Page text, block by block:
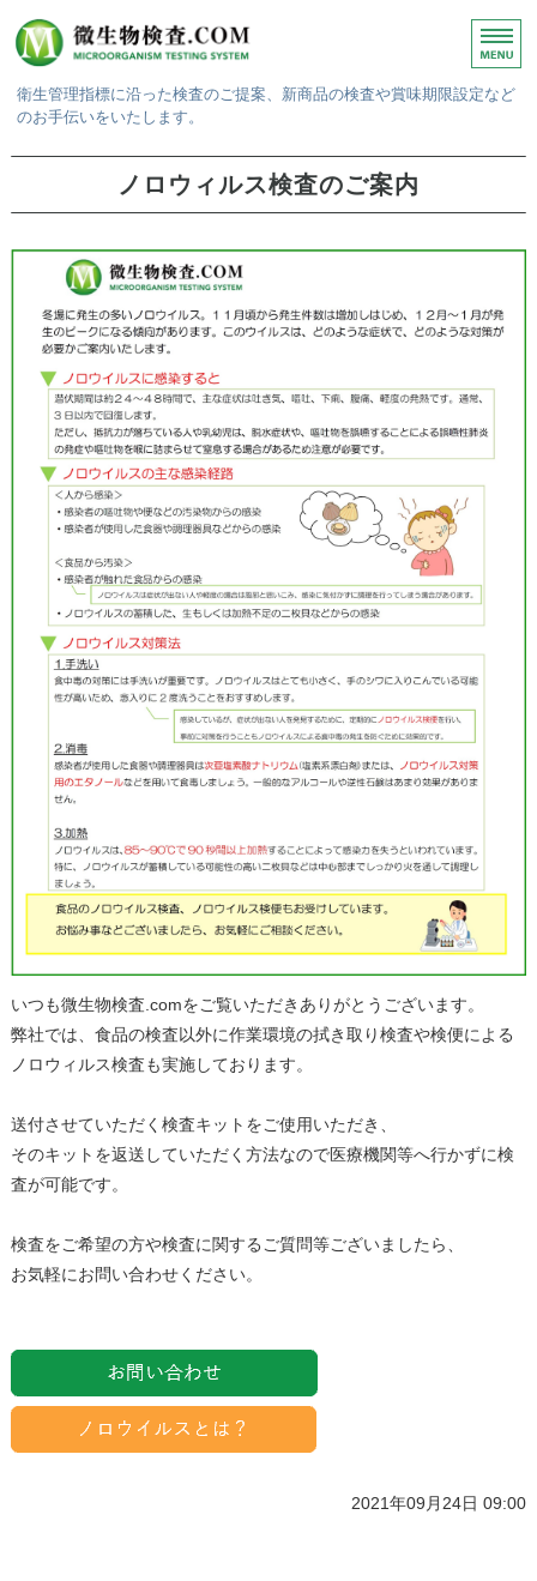
衛生管理指標に沿った検査のご提案、新商品の検査や賞味期限設定など
のお手伝いをいたします。
ホーム
微生物検査
賞味期限検査
検査結果・報告書
ご依頼方法
ノロウィルス検査のご案内
いつも微生物検査.comをご覧いただきありがとうございます。
弊社では、食品の検査以外に作業環境の拭き取り検査や検便による
ノロウィルス検査も実施しております。
送付させていただく検査キットをご使用いただき、
そのキットを返送していただく方法なので医療機関等へ行かずに検
査が可能です。
検査をご希望の方や検査に関するご質問等ございましたら、
お気軽にお問い合わせください。
2021年09月24日 09:00